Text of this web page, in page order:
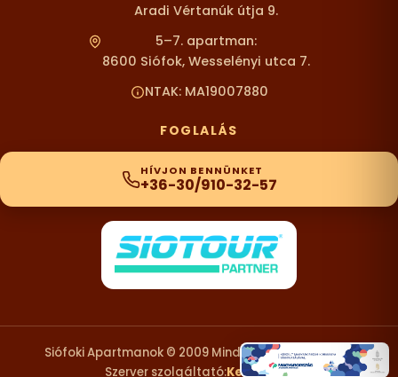
Aradi Vértanúk útja 9.
5–7. apartman:
8600 Siófok, Wesselényi utca 7.
NTAK: MA19007880
FOGLALÁS
HÍVJON BENNÜNKET
+36-30/910-32-57
Siófoki Apartmanok © 2009 Minden Jog Fenntartva.
Szerver szolgáltató:KexDesign